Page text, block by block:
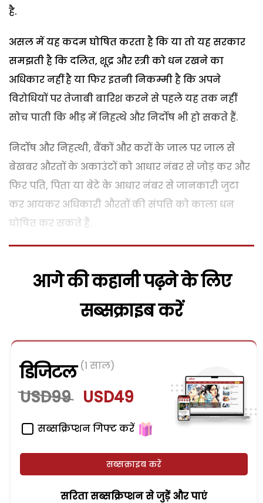
है.
असल में यह कदम घोषित करता है कि या तो यह सरकार
समझती है कि दलित, शूद्र और स्त्री को धन रखने का
अधिकार नहीं है या फिर इतनी निकम्मी है कि अपने
विरोधियों पर तेजाबी बारिश करने से पहले यह तक नहीं
सोच पाती कि भीड़ में निहत्थे और निर्दोष भी हो सकते हैं.
निर्दोष और निहत्थी, बैंकों और करों के जाल पर जाल से
बेखबर औरतों के अकाउंटों को आधार नंबर से जोड़ कर और
फिर पति, पिता या बेटे के आधार नंबर से जानकारी जुटा
कर आयकर अधिकारी औरतों की संपत्ति को काला धन
घोषित कर सकते हैं.
आगे की कहानी पढ़ने के लिए
सब्सक्राइब करें
डिजिटल (1 साल)
USD99 USD49
सब्सक्रिप्शन गिफ्ट करें
सब्सक्राइब करें
सरिता सब्सक्रिप्शन से जुड़ेें और पाएं